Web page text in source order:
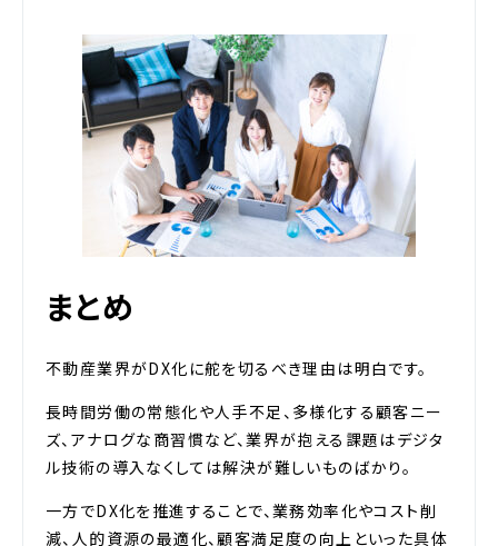
まとめ
不動産業界がDX化に舵を切るべき理由は明白です。
長時間労働の常態化や人手不足、多様化する顧客ニー
ズ、アナログな商習慣など、業界が抱える課題はデジタ
ル技術の導入なくしては解決が難しいものばかり。
一方でDX化を推進することで、業務効率化やコスト削
減、人的資源の最適化、顧客満足度の向上といった具体